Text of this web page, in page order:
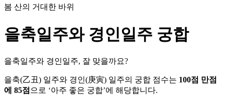
봄 산의 거대한 바위
을축일주와 경인일주 궁합
을축일주와 경인일주, 잘 맞을까요?
을축(乙丑) 일주와 경인(庚寅) 일주의 궁합 점수는 100점 만점
에 85점 으로 ‘아주 좋은 궁합’에 해당합니다.